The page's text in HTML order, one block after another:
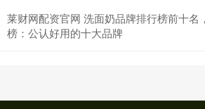
莱财网配资官网 洗面奶品牌排行榜前十名
榜：公认好用的十大品牌